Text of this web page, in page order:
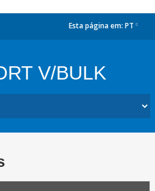
Esta página em: PT
V/BULK